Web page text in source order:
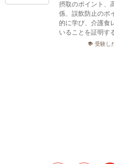
摂取のポイント、
係、誤飲防止のポ
的に学び、介護食
いることを証明す
school 受験し